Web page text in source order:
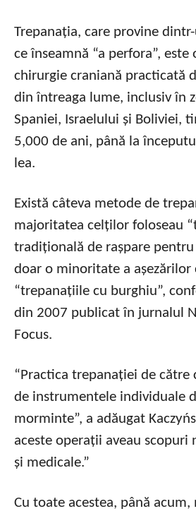
Trepanația, care provine
ce înseamnă “a perfora”, este
chirurgie craniană practicată
din întreaga lume, inclusiv în
Spaniei, Israelului și Boliviei,
5,000 de ani, până la
lea.
Există câteva metode de
majoritatea celților foloseau
tradițională de rașpare
doar o minoritate a așezărilor
“trepanațiile cu burghiu”,
din 2007 publicat în jurnalul
Focus.
“Practica trepanației de către
de instrumentele individuale
morminte”, a adăugat
aceste operații aveau scopuri
și medicale.”
Cu toate acestea, până